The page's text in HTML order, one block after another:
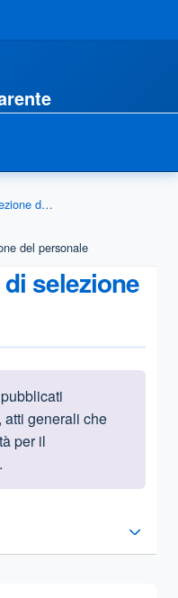
Selezione del personale
del personale
selezione
generali che
per il